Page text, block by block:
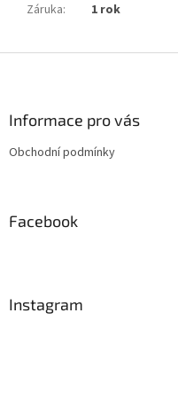
Záruka: 1 rok
Informace pro vás
Obchodní podmínky
Facebook
Instagram